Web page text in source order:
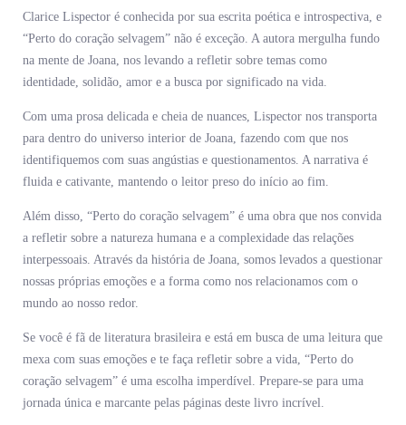
Clarice Lispector é conhecida por sua escrita poética e introspectiva, e
“Perto do coração selvagem” não é exceção. A autora mergulha fundo
na mente de Joana, nos levando a refletir sobre temas como
identidade, solidão, amor e a busca por significado na vida.
Com uma prosa delicada e cheia de nuances, Lispector nos transporta
para dentro do universo interior de Joana, fazendo com que nos
identifiquemos com suas angústias e questionamentos. A narrativa é
fluida e cativante, mantendo o leitor preso do início ao fim.
Além disso, “Perto do coração selvagem” é uma obra que nos convida
a refletir sobre a natureza humana e a complexidade das relações
interpessoais. Através da história de Joana, somos levados a questionar
nossas próprias emoções e a forma como nos relacionamos com o
mundo ao nosso redor.
Se você é fã de literatura brasileira e está em busca de uma leitura que
mexa com suas emoções e te faça refletir sobre a vida, “Perto do
coração selvagem” é uma escolha imperdível. Prepare-se para uma
jornada única e marcante pelas páginas deste livro incrível.